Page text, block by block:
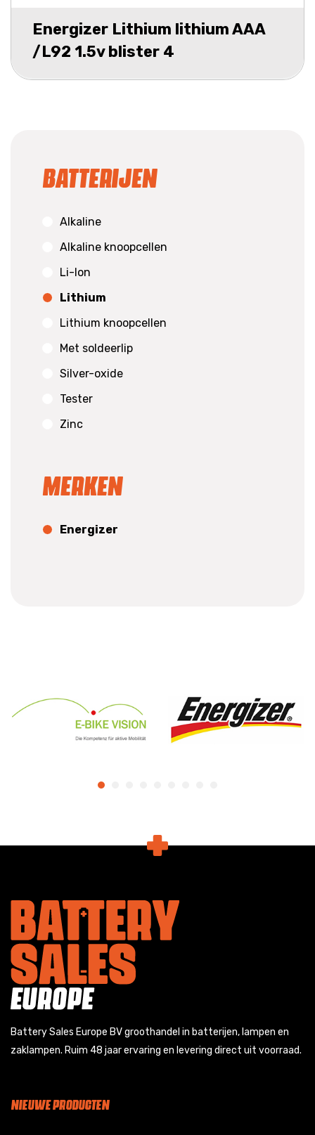
Energizer Lithium lithium AAA
/L92 1.5v blister 4
Batterijen
Alkaline
Alkaline knoopcellen
Li-Ion
Lithium
Lithium knoopcellen
Met soldeerlip
Silver-oxide
Tester
Zinc
Merken
Energizer
Battery Sales Europe BV groothandel in batterijen, lampen en
zaklampen. Ruim 48 jaar ervaring en levering direct uit voorraad.
NIEUWE PRODUCTEN